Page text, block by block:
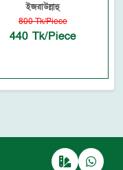
ইজরাউন্নাহু
800 Tk/Piece
440 Tk/Piece
autofy Solutions